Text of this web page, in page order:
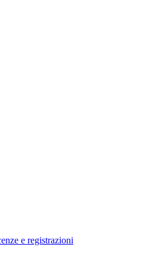
e registrazioni